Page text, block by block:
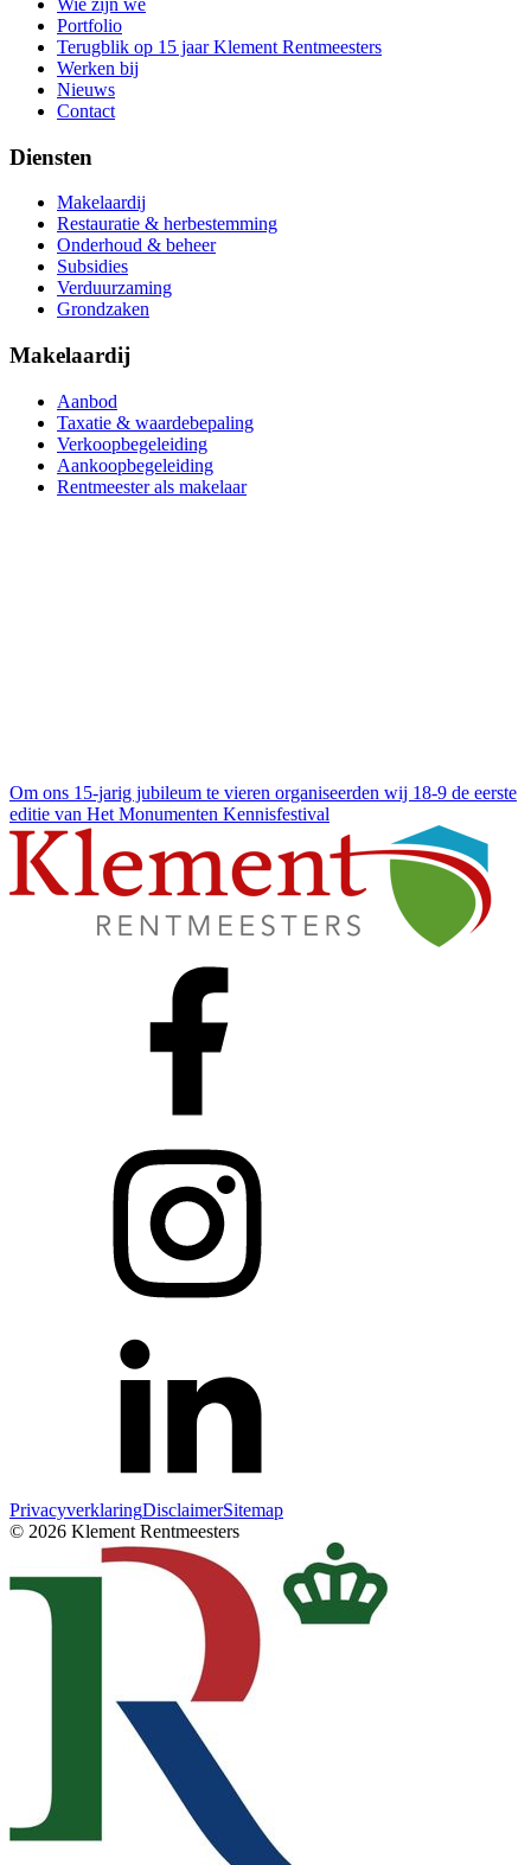
Wie zijn we
Portfolio
Terugblik op 15 jaar Klement Rentmeesters
Werken bij
Nieuws
Contact
Diensten
Makelaardij
Restauratie & herbestemming
Onderhoud & beheer
Subsidies
Verduurzaming
Grondzaken
Makelaardij
Aanbod
Taxatie & waardebepaling
Verkoopbegeleiding
Aankoopbegeleiding
Rentmeester als makelaar
Om ons 15-jarig jubileum te vieren organiseerden wij 18-9 de eerste
editie van Het Monumenten Kennisfestival
PrivacyverklaringDisclaimerSitemap
© 2026 Klement Rentmeesters